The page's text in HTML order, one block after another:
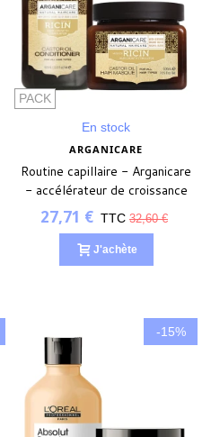
PACK
En stock
ARGANICARE
Routine capillaire - Arganicare
- accélérateur de croissance
- Argan-Ricin
27,71 € TTC 32,60 €
J'achète
-15%